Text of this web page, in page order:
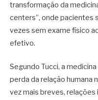
transformação da
centers”, onde pacientes
vezes sem exame físico
efetivo.
Segundo Tucci, a
perda da relação humana
vez mais breves,